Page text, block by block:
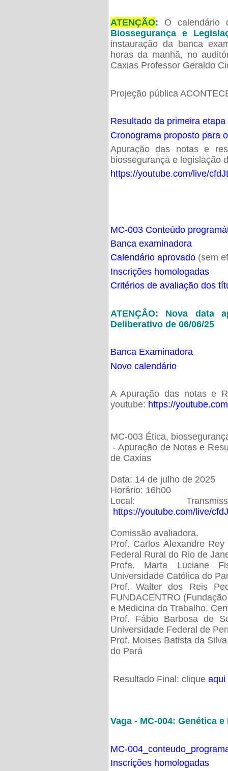
ATENÇÃO: O calendário
Biossegurança e
instauração da banca
horas da manhã, no
Caxias Professor Geraldo
Projeção pública
Resultado da primeira
Cronograma proposto para
Apuração das notas e
biossegurança e legislação
https://youtube.com/live/
MC-003 Conteúdo
Banca examinadora
Calendário aprovado(sem
Inscrições homologadas
Critérios de avaliação dos
ATENÇÂO: Nova data
Deliberativo de 06/06/25
Banca Examinadora
Novo calendário
A Apuração das notas e
youtube: https://
MC-003 Ética,
- Apuração de Notas e
de Caxias
Data: 14 de julho de 2025
Horário: 16h00
Local:
https://youtube.com/live/
Comissão avaliadora.
Prof. Carlos Alexandre
Federal Rural do Rio de
Profa. Marta Luciane
Universidade Católica do
Prof. Walter dos Reis
FUNDACENTRO
e Medicina do Trabalho,
Prof. Fábio Barbosa de
Universidade Federal de
Prof. Moises Batista da
do Pará
Resultado Final: clique aqui
Vaga - MC-004: Genética
MC-
Inscrições homologadas